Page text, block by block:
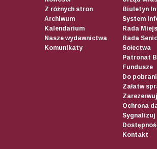
Z różnych stron
Archiwum
Kalendarium
Nasze wydawnictwa
Komunikaty
Biuletyn
System
Rada
Rada
Sołectwa
Patronat
Fundusze
Do
Załatw
Ochrona
Sygnalizuj
Kontakt